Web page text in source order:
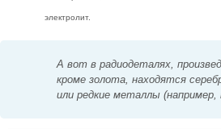
электролит.
А вот в радиодеталях,
кроме золота, находятся
или редкие металлы (например,